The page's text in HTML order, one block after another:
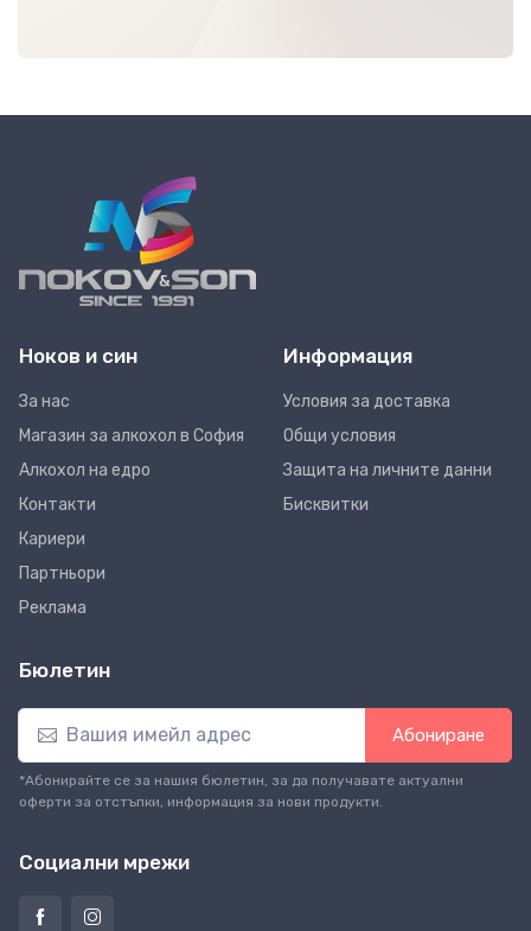
Ноков и син
За нас
Магазин за алкохол в София
Алкохол на едро
Контакти
Кариери
Партньори
Реклама
Информация
Условия за доставка
Общи условия
Защита на личните данни
Бисквитки
Бюлетин
Абониране
*Абонирайте се за нашия бюлетин, за да получавате актуални
оферти за отстъпки, информация за нови продукти.
Социални мрежи